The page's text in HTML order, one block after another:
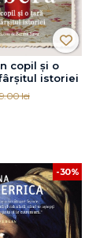
copil și o
istoriei
lei
-30%